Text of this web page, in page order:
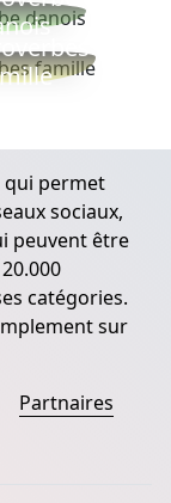
qui permet
sociaux,
peuvent être
catégories.
sur
Partnaires